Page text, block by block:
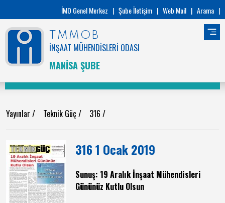
İMO Genel Merkez | Şube İletişim | Web Mail | Arama |
TMMOB
İNŞAAT MÜHENDİSLERİ ODASI
MANİSA ŞUBE
Yayınlar / Teknik Güç / 316 /
316 1 Ocak 2019
Sunuş: 19 Aralık İnşaat Mühendisleri
Gününüz Kutlu Olsun